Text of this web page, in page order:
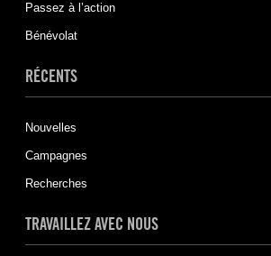
Passez à l’action
Bénévolat
RÉCENTS
Nouvelles
Campagnes
Recherches
TRAVAILLEZ AVEC NOUS